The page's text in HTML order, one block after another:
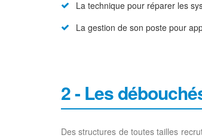
La technique pour réparer les
La gestion de son poste pour
2 - Les
Des structures de toutes tailles